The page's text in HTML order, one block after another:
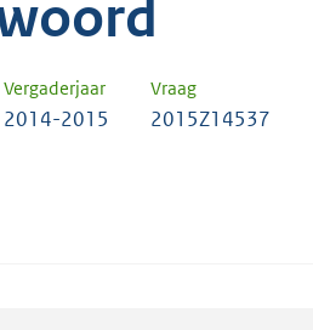
Vergaderjaar Vraag
2014-2015 2015Z14537